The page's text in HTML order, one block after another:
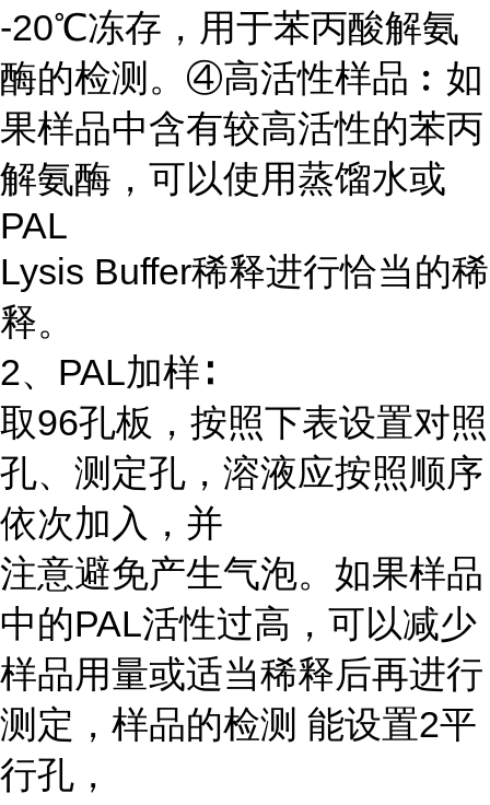
-20℃冻存，用于苯丙酸解氨
酶的检测。④高活性样品︰如
果样品中含有较高活性的苯丙
解氨酶，可以使用蒸馏水或
PAL
Lysis Buffer稀释进行恰当的稀
释。
2、PAL加样∶
取96孔板，按照下表设置对照
孔、测定孔，溶液应按照顺序
依次加入，并
注意避免产生气泡。如果样品
中的PAL活性过高，可以减少
样品用量或适当稀释后再进行
测定，样品的检测 能设置2平
行孔，